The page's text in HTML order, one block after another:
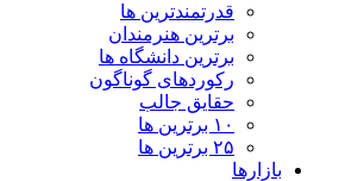
قدرتمندترین ها
برترین هنرمندان
برترین دانشگاه ها
رکوردهای گوناگون
حقایق جالب
۱۰ برترین ها
۲۵ برترین ها
بازارها